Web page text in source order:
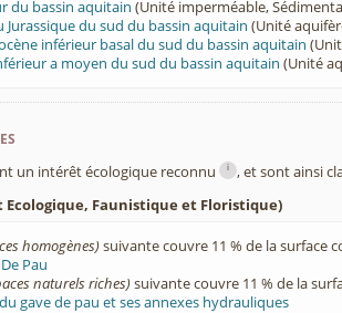
du bassin aquitain (Unité imperméable,
du sud du bassin aquitain (Unité
inférieur basal du sud du bassin aquitain
a moyen du sud du bassin aquitain (Unité
un intérêt écologique reconnu i
, et sont ainsi
Faunistique et Floristique)
homogènes)suivante couvre 11 % de la surface
Pau
naturels riches)suivante couvre 11 % de la
gave de pau et ses annexes hydrauliques